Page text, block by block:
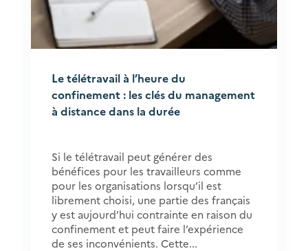
Le télétravail à l’heure du
confinement : les clés du management
à distance dans la durée
Si le télétravail peut générer des
bénéfices pour les travailleurs comme
pour les organisations lorsqu’il est
librement choisi, une partie des français
y est aujourd’hui contrainte en raison du
confinement et peut faire l’expérience
de ses inconvénients. Cette...